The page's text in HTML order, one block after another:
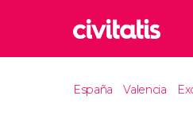
España Valencia